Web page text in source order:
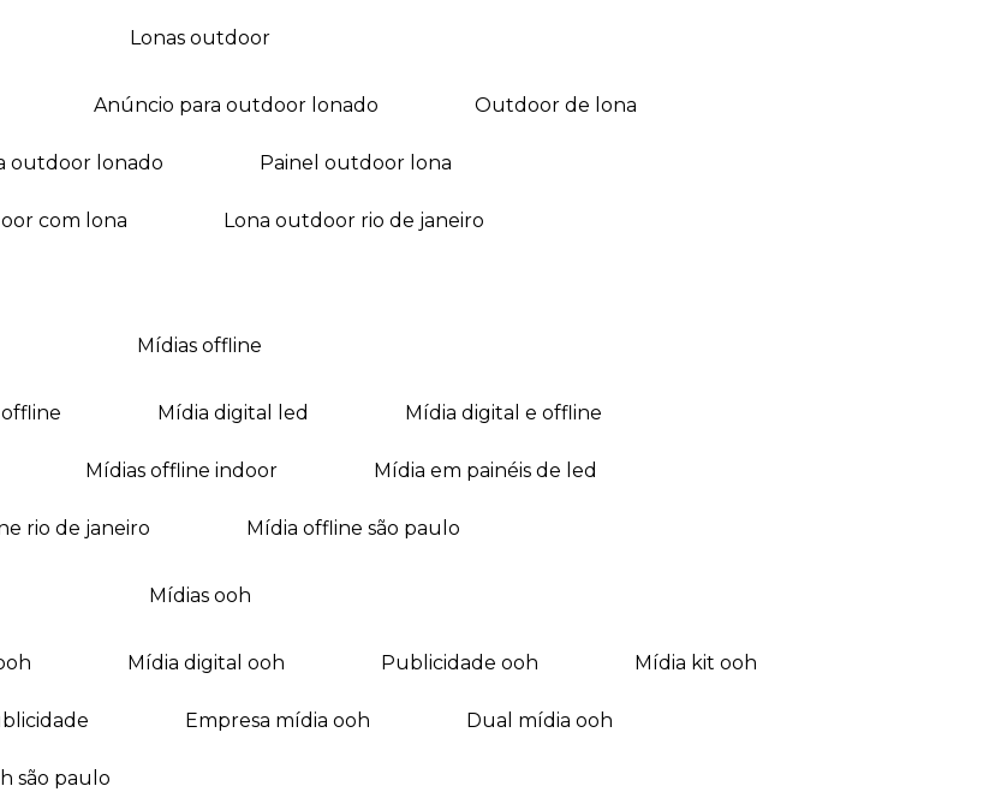
lonas outdoor
anúncio para outdoor lonado outdoor de lona
outdoor lonado painel outdoor lona
com lona lona outdoor rio de janeiro
mídias offline
offline mídia digital led mídia digital e offline
mídias offline indoor mídia em painéis de led
rio de janeiro mídia offline são paulo
mídias ooh
mídia digital ooh publicidade ooh mídia kit ooh
empresa mídia ooh dual mídia ooh
são paulo